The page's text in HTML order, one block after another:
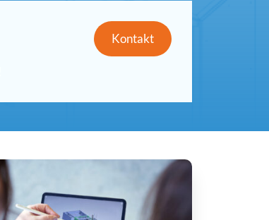
Kontakt